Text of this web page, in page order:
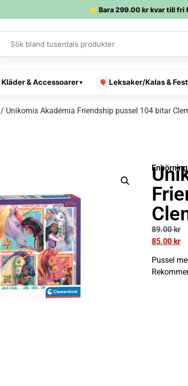
⭐ Bara299.00krkvar till fri
Kläder & Accessoarer▾ 🎈 Leksaker/Kalas & Fest
/ Unikornis Akadémia Friendship pussel 104 bitar
89.00kr
85.00 kr
Pussel